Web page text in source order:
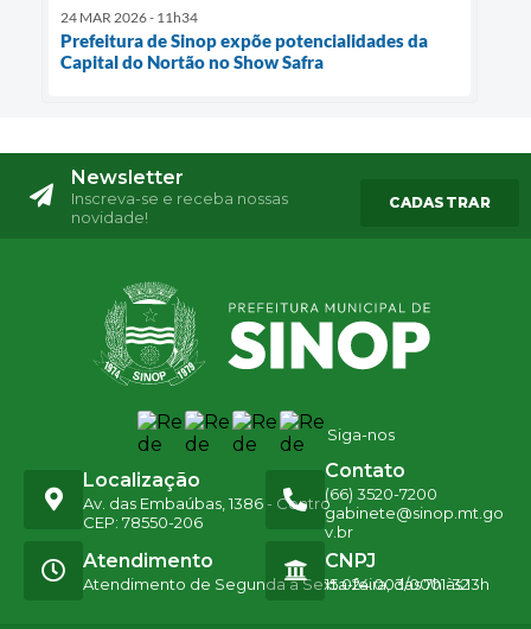
24 MAR 2026 - 11h34
Prefeitura de Sinop expõe potencialidades da
Capital do Nortão no Show Safra
Newsletter
Inscreva-se e receba nossas
novidade!
CADASTRAR
Siga-nos
Localização
Av. das Embaúbas, 1386 - Centro
CEP: 78550-206
Contato
(66) 3520-7200
gabinete@sinop.mt.go
v.br
Atendimento
Atendimento de Segunda a Sexta-feira, das 7h às 13h
CNPJ
15.024.003/0001-32